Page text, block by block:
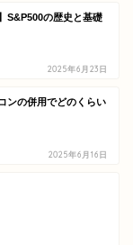
S&P500の歴史と基礎
2025年6月23日
ンの併用でどのくらい
2025年6月16日